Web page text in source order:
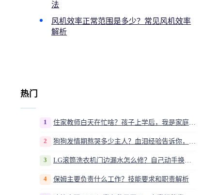
法
风机效率正常范围是多少？常见风机效率
解析
热门
1 住家教师白天在忙啥？孩子上学后，我是家庭运营官
2 狗狗发情期熬哭多少主人？血泪经验告诉你，这20多天到底该怎么熬
3 LG滚筒洗衣机门边漏水怎么修？自己动手换密封圈教程视频
4 保姆主要负责什么工作？技能要求和职责解析